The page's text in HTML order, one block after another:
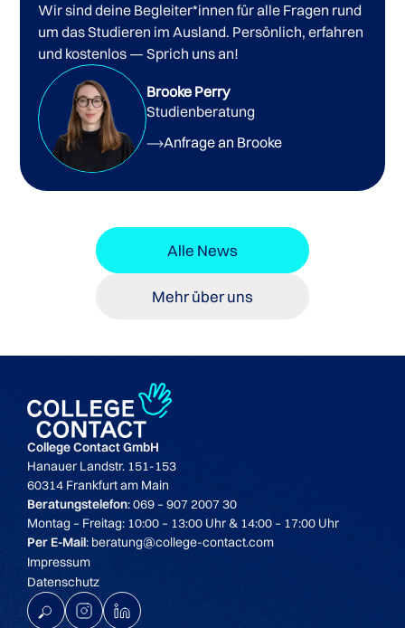
Wir sind deine Begleiter*innen für alle Fragen rund
um das Studieren im Ausland. Persönlich, erfahren
und kostenlos — Sprich uns an!
Brooke Perry
Studienberatung
Anfrage an Brooke
Alle News
Mehr über uns
College Contact GmbH
Hanauer Landstr. 151-153
60314 Frankfurt am Main
Beratungstelefon: 069 – 907 2007 30
Montag – Freitag: 10:00 – 13:00 Uhr & 14:00 – 17:00 Uhr
Per E-Mail: beratung@college-contact.com
Impressum
Datenschutz